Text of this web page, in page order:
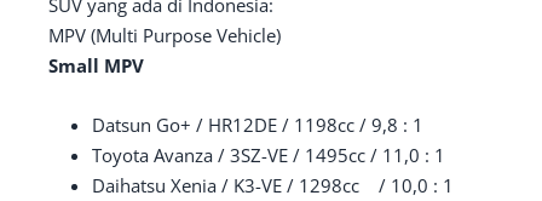
MPV (Multi Purpose Vehicle)
Small MPV
Datsun Go+ / HR12DE / 1198cc / 9,8 : 1
Toyota Avanza / 3SZ-VE / 1495cc / 11,0 : 1
Daihatsu Xenia / K3-VE / 1298cc / 10,0 : 1